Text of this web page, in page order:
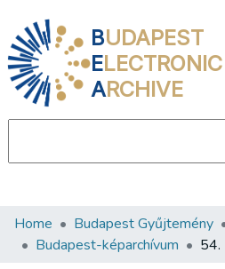
BUDAPEST
ELECTRONIC
ARCHIVE
Communities & Collections
Home Budapest Gyűjtemény
Budapest-képarchívum